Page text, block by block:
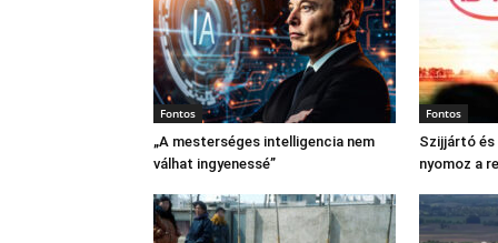
Fontos
„A mesterséges intelligencia nem
válhat ingyenessé”
Fontos
Szijjártó és
nyomoz a